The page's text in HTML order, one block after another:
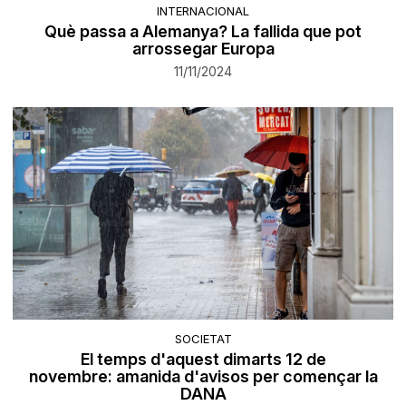
INTERNACIONAL
Què passa a Alemanya? La fallida que pot
arrossegar Europa
11/11/2024
SOCIETAT
El temps d'aquest dimarts 12 de
novembre: amanida d'avisos per començar la
DANA